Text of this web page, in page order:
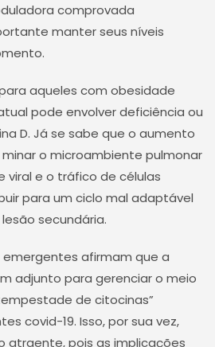
comprovada
manter seus níveis
aqueles com obesidade
pode envolver deficiência ou
D. Já se sabe que o aumento
o microambiente pulmonar
viral e o tráfico de células
para um ciclo mal adaptável
secundária.
afirmam que a
adjunto para gerenciar o meio
de citocinas”
covid-19. Isso, por sua vez,
atraente, pois as implicações